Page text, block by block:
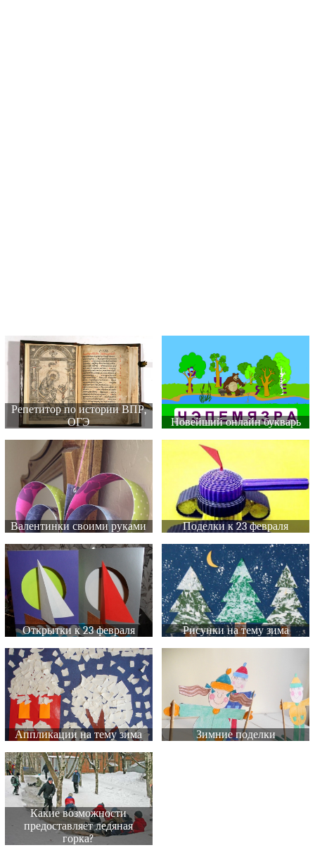
Репетитор по истории ВПР,
ОГЭ
Новейший онлайн букварь
Валентинки своими руками Поделки к 23 февраля
Открытки к 23 февраля Рисунки на тему зима
Аппликации на тему зима Зимние поделки
Какие возможности
предоставляет ледяная
горка?